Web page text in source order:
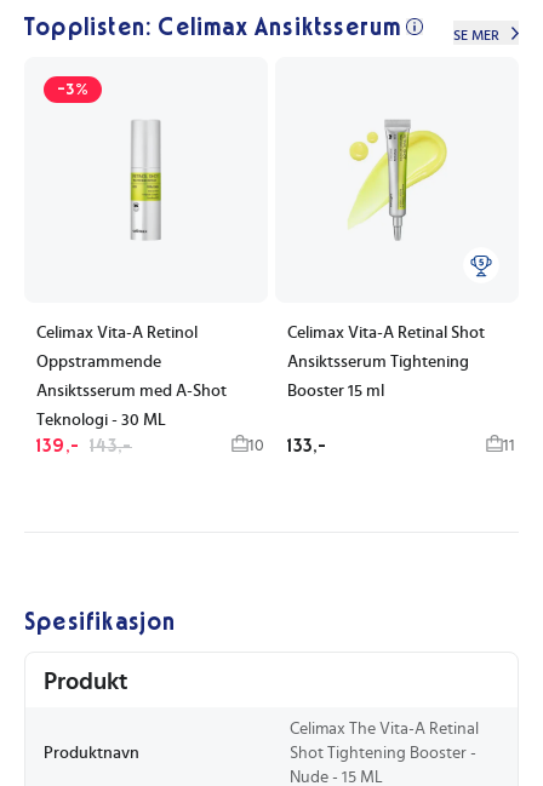
Topplisten: Celimax Ansiktsserum SE MER
-3%
Celimax Vita-A Retinol
Oppstrammende
Ansiktsserum med A-Shot
Teknologi - 30 ML
139,- 143,- 10
Celimax Vita-A Retinal Shot
Ansiktsserum Tightening
Booster 15 ml
133,- 11
Spesifikasjon
Produkt
Produktnavn
Celimax The Vita-A Retinal
Shot Tightening Booster -
Nude - 15 ML